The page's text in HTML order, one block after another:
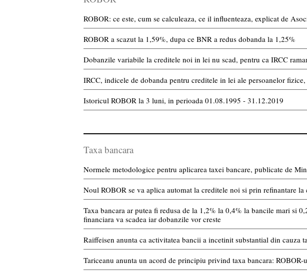
ROBOR: ce este, cum se calculeaza, ce il influenteaza, explicat de
ROBOR a scazut la 1,59%, dupa ce BNR a redus dobanda la 1,25%
Dobanzile variabile la creditele noi in lei nu scad, pentru ca IRCC
IRCC, indicele de dobanda pentru creditele in lei ale persoanelor
Istoricul ROBOR la 3 luni, in perioada 01.08.1995 - 31.12.2019
Taxa bancara
Normele metodologice pentru aplicarea taxei bancare, publicate de
Noul ROBOR se va aplica automat la creditele noi si prin refinantare la
Taxa bancara ar putea fi redusa de la 1,2% la 0,4% la bancile mari si
financiara va scadea iar dobanzile vor creste
Raiffeisen anunta ca activitatea bancii a incetinit substantial din
Tariceanu anunta un acord de principiu privind taxa bancara: